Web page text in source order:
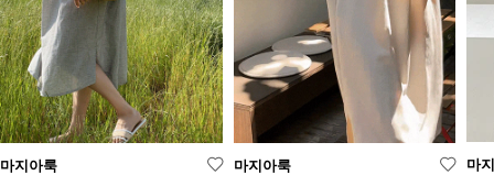
마지아룩 마지아룩 마